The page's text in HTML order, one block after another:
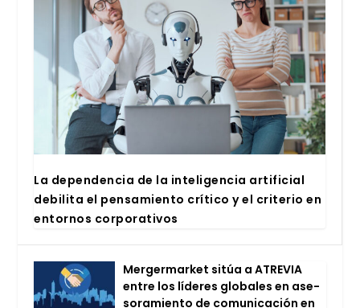
La depen­den­cia de la inte­li­gen­cia arti­fi­cial
debi­li­ta el pen­sa­mien­to crí­ti­co y el cri­te­rio en
entor­nos cor­po­ra­ti­vos
Mer­ger­mar­ket sitúa a ATRE­VIA
entre los líde­res glo­ba­les en ase­
so­ra­mien­to de comu­ni­ca­ción en